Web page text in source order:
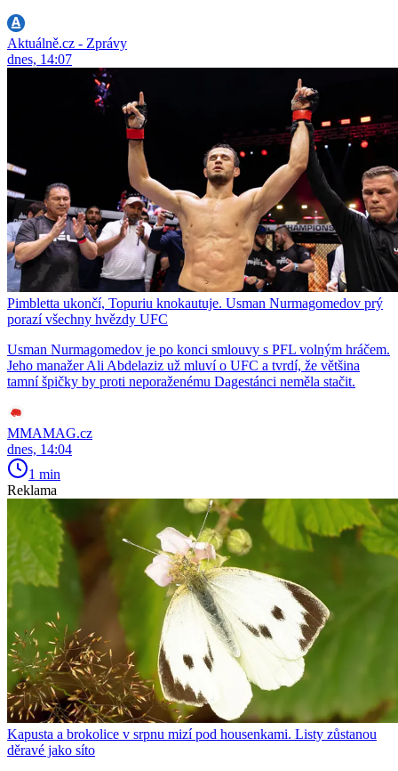
Aktuálně.cz - Zprávy
dnes, 14:07
Pimbletta ukončí, Topuriu knokautuje. Usman Nurmagomedov prý
porazí všechny hvězdy UFC
Usman Nurmagomedov je po konci smlouvy s PFL volným hráčem.
Jeho manažer Ali Abdelaziz už mluví o UFC a tvrdí, že většina
tamní špičky by proti neporaženému Dagestánci neměla stačit.
MMAMAG.cz
dnes, 14:04
1 min
Reklama
Kapusta a brokolice v srpnu mizí pod housenkami. Listy zůstanou
děravé jako síto